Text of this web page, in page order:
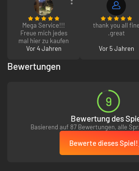
Mega Service!!!
Freue mich jedes
mal hier zu kaufen
Vor 4 Jahren
thank you all fine
.great
Vor 5 Jahren
Bewertungen
9
Bewertung des
Basierend auf 87 Bewertungen, alle
Bewerte dieses Spiel!